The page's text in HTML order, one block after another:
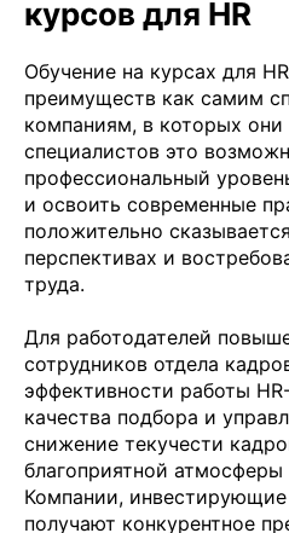
курсов для HR
Обучение на курсах для
преимуществ как самим
компаниям, в которых они
специалистов это
профессиональный
и освоить современные
положительно
перспективах и
труда.
Для работодателей
сотрудников отдела
эффективности работы
качества подбора и
снижение текучести
благоприятной атмосферы
Компании, инвестирующие
получают конкурентное